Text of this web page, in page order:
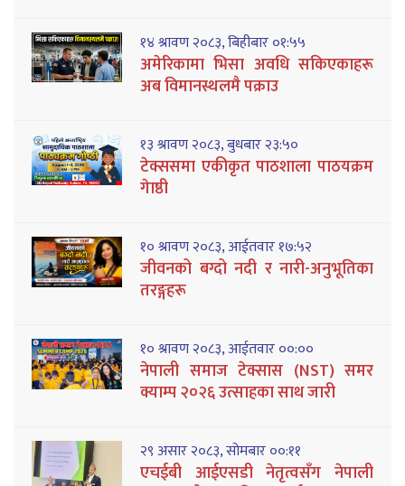
१४ श्रावण २०८३, बिहीबार ०१:५५
अमेरिकामा भिसा अवधि सकिएकाहरू
अब विमानस्थलमै पक्राउ
१३ श्रावण २०८३, बुधबार २३:५०
टेक्ससमा एकीकृत पाठशाला पाठयक्रम
गेाष्ठी
१० श्रावण २०८३, आईतवार १७:५२
जीवनको बग्दो नदी र नारी-अनुभूतिका
तरङ्गहरू
१० श्रावण २०८३, आईतवार ००:००
नेपाली समाज टेक्सास (NST) समर
क्याम्प २०२६ उत्साहका साथ जारी
२९ असार २०८३, सोमबार ००:११
एचईबी आईएसडी नेतृत्वसँग नेपाली